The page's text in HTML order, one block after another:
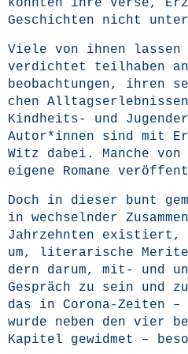
könn­ten ihre Ver­se,
Geschich­ten nicht
Vie­le von ihnen
ver­dich­tet teil­ha­ben
be­ob­ach­tun­gen, ihren
chen
Kind­heits- und
Autor*innen sind mit
Witz dabei. Man­che von
eige­ne Roma­ne
Doch in die­ser bunt
in wech­seln­der
Jahr­zehn­ten
um, lite­ra­ri­sche
dern dar­um, mit- und
Gespräch zu sein und
das in Coro­na-Zei­ten
wur­de neben den vier
Kapi­tel gewid­met –